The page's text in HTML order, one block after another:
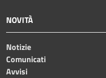
NOVITÀ
Notizie
Comunicati
Avvisi